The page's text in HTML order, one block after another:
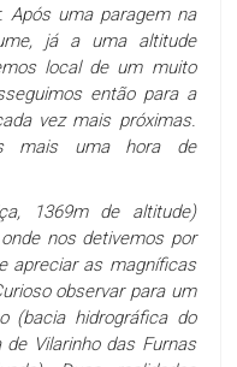
Após uma paragem na
já a uma altitude
local de um muito
então para a
vez mais próximas.
mais uma hora de
1369m de altitude)
nos detivemos por
apreciar as magníficas
observar para um
(bacia hidrográfica do
Vilarinho das Furnas